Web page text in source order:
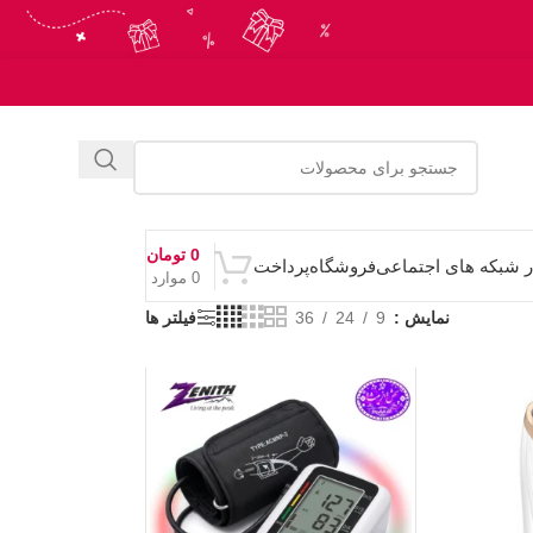
شبکه های اجتماعیفروشگاهپرداخت
0 موارد
0 تومان
نمایش 9
24
36 فیلتر ها